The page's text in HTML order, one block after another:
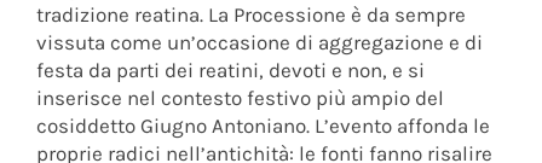
tradizione reatina. La Processione è da sempre
vissuta come un’occasione di aggregazione e di
festa da parti dei reatini, devoti e non, e si
inserisce nel contesto festivo più ampio del
cosiddetto Giugno Antoniano. L’evento affonda le
proprie radici nell’antichità: le fonti fanno risalire